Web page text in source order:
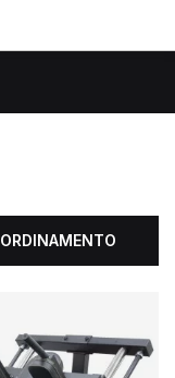
ORDINAMENTO